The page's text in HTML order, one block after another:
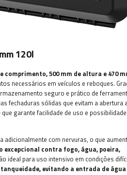
120l
comprimento, 500 mm de altura e 470
necessários em veículos e reboques.
seguro e prático de
fechaduras sólidas que evitam a abertura
que garante facilidade de uso e
adicionalmente com nervuras, o que
excepcional contra fogo, água, poeira,
ideal para uso intensivo em condições
evitando a entrada de água